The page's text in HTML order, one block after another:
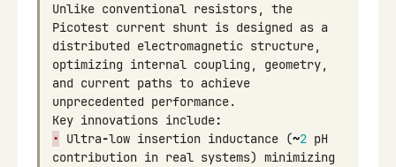
Unlike conventional resistors,
the
Picotest current shunt is designed as a
distributed electromagnetic structure,
optimizing internal coupling , geometry,
and current paths to achieve
unprecedented performance.
Key innovations include:
•
Ultra-low insertion inductance (~2 pH
contribution in real systems) minimizing